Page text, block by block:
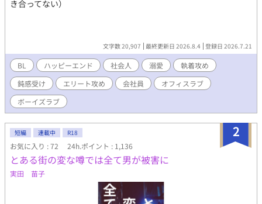
き合ってない）
文字数 20,907 最終更新日 2026.8.4 登録日 2026.7.21
BL ハッピーエンド 社会人 溺愛
執着攻め
鈍感受け
エリート攻め 会社員
オフィスラブ
ボーイズラブ
2
短編 連載中 R18
お気に入り : 72 24h.ポイント : 1,136
とある街の変な噂では全て男が被害に
実田 苗子